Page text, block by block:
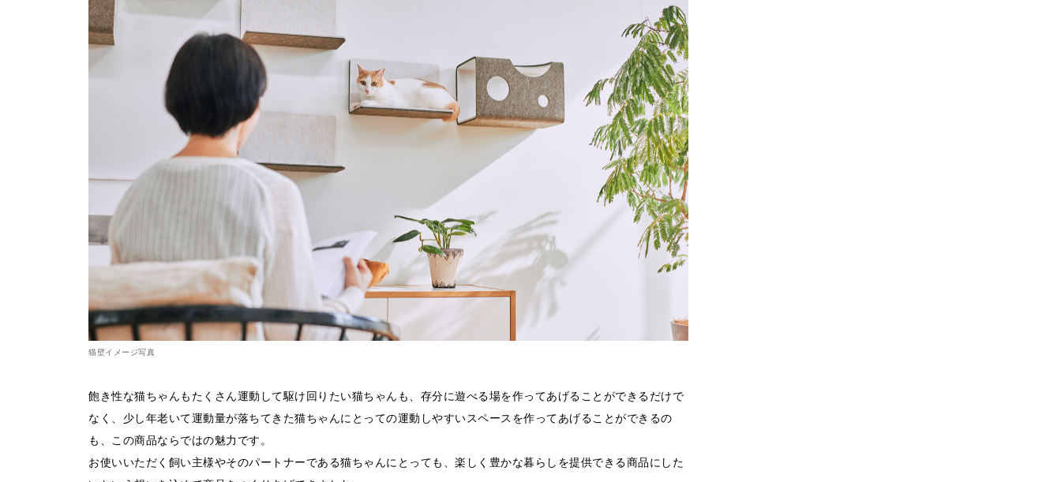
猫壁イメージ写真
飽き性な猫ちゃんもたくさん運動して駆け回りたい猫ちゃんも、存分に遊べる場を作ってあげることができるだけで
なく、少し年老いて運動量が落ちてきた猫ちゃんにとっての運動しやすいスペースを作ってあげることができるの
も、この商品ならではの魅力です。
お使いいただく飼い主様やそのパートナーである猫ちゃんにとっても、楽しく豊かな暮らしを提供できる商品にした
お問い合わせ
法人向けサービスに関するご相談・お問い合わせは以下のボタンからお願いします（外部サイトにジャンプしま
す）。
法人お問い合わせ
FAQ&個人お問い合わせは以下のボタンからお願いします。